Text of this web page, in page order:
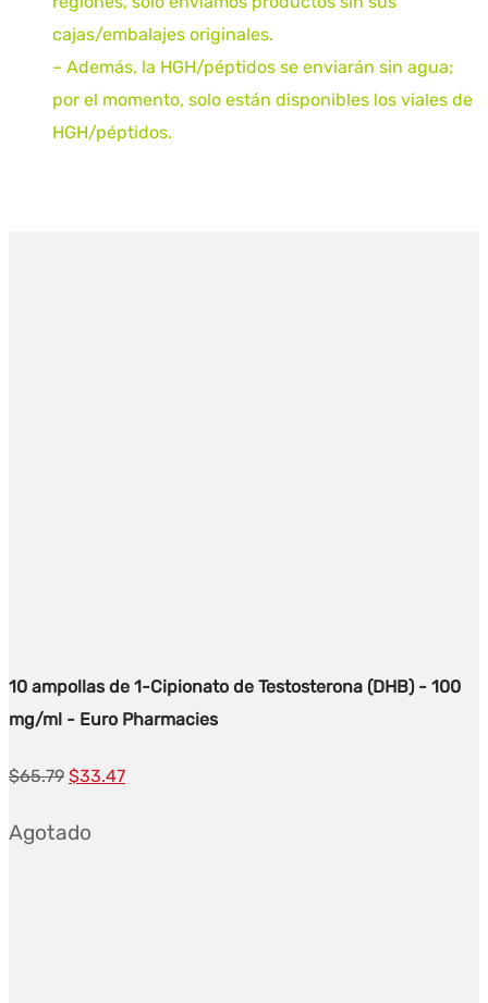
cajas/embalajes originales.
– Además, la HGH/péptidos se enviarán sin agua;
por el momento, solo están disponibles los viales de
HGH/péptidos.
10 ampollas de 1-Cipionato de Testosterona (DHB) - 100
mg/ml - Euro Pharmacies
$65.79 El
original
$33.47El
Agotado